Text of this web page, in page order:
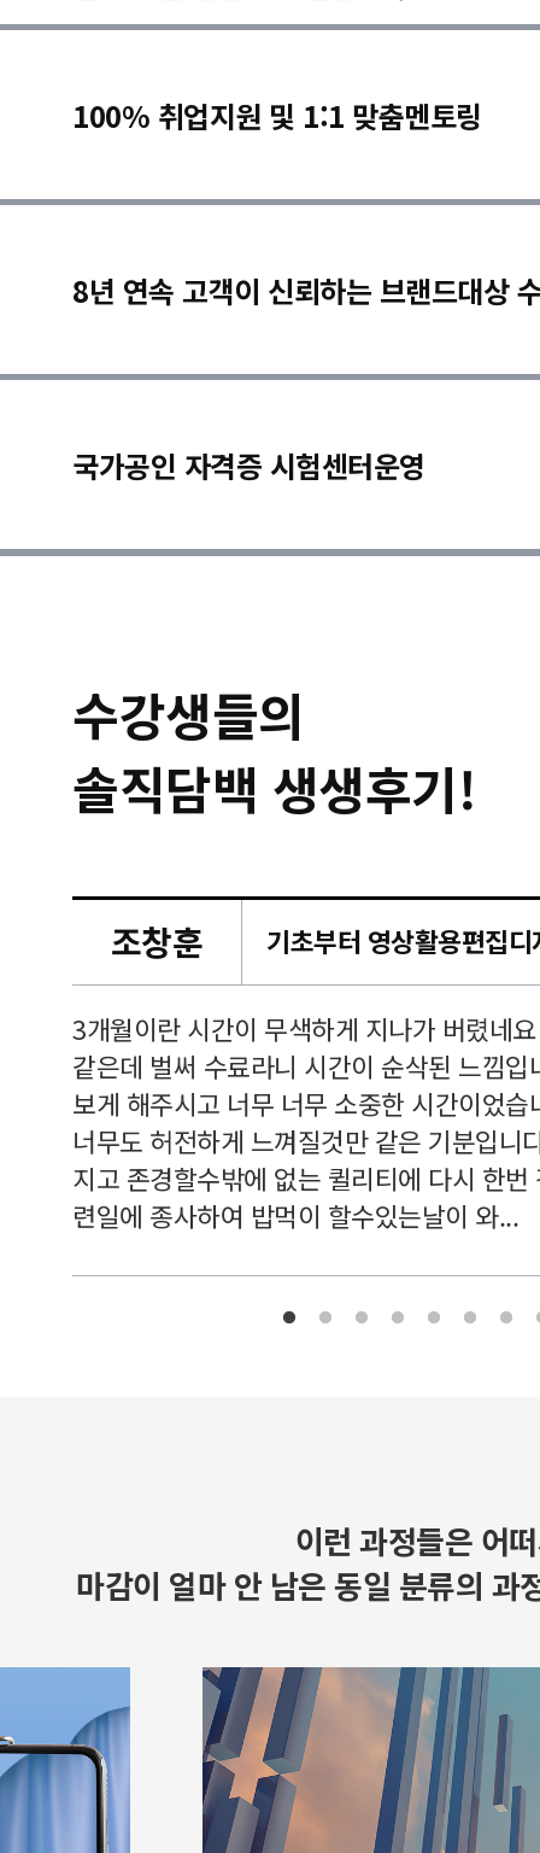
100% 취업지원 및 1:1 맞춤멘토링
8년 연속 고객이 신뢰하는 브랜드대상
국가공인 자격증 시험센터운영
수강생들의
솔직담백 생생후기!
조창훈
3개월이란 시간이 무색하게 지나가 버렸네
같은데 벌써 수료라니 시간이 순삭된 느낌
보게 해주시고 너무 너무 소중한 시간이었
너무도 허전하게 느껴질것만 같은 기분입니
지고 존경할수밖에 없는 퀼리티에 다시 한
련일에 종사하여 밥먹이 할수있는날이 와...
이런 과정들은 어
마감이 얼마 안 남은 동일 분류의 과